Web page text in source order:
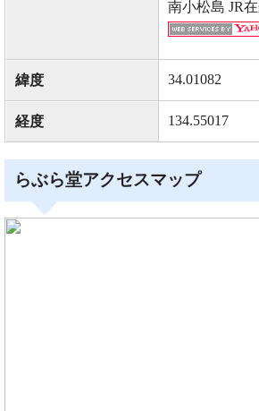
南小松島 JR
緯度 34.01082
経度 134.55017
らぶら堂アクセスマップ